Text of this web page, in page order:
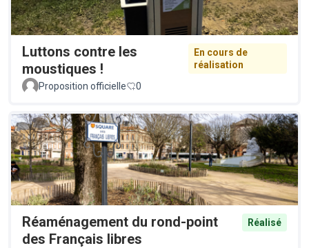
Luttons contre les
moustiques !
En cours de
réalisation
Proposition officielle
0
Réaménagement du rond-point
des Français libres
Réalisé